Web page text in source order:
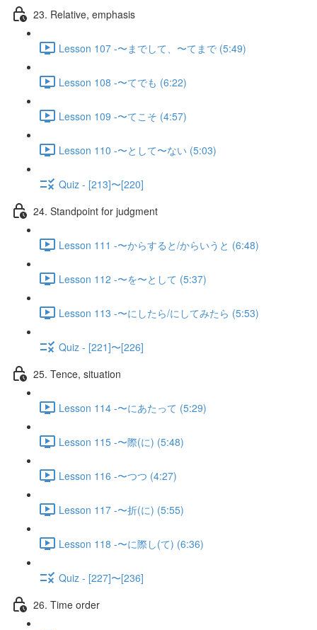
23. Relative, emphasis
Lesson 107 -〜までして、〜てまで (5:49)
Lesson 108 -〜てでも (6:22)
Lesson 109 -〜てこそ (4:57)
Lesson 110 -〜として〜ない (5:03)
Quiz - [213]〜[220]
24. Standpoint for judgment
Lesson 111 -〜からすると/からいうと (6:48)
Lesson 112 -〜を〜として (5:37)
Lesson 113 -〜にしたら/にしてみたら (5:53)
Quiz - [221]〜[226]
25. Tence, situation
Lesson 114 -〜にあたって (5:29)
Lesson 115 -〜際(に) (5:48)
Lesson 116 -〜つつ (4:27)
Lesson 117 -〜折(に) (5:55)
Lesson 118 -〜に際し(て) (6:36)
Quiz - [227]〜[236]
26. Time order